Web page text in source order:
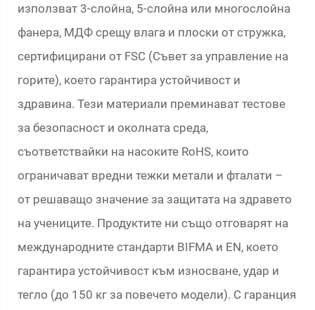
използват 3-слойна, 5-слойна или многослойна
фанера, МДФ срещу влага и плоски от стружка,
сертифицирани от FSC (Съвет за управление на
горите), което гарантира устойчивост и
здравина. Тези материали преминават тестове
за безопасност и околната среда,
съответствайки на насоките RoHS, които
ограничават вредни тежки метали и фталати –
от решаващо значение за защитата на здравето
на учениците. Продуктите ни също отговарят на
международните стандарти BIFMA и EN, което
гарантира устойчивост към износване, удар и
тегло (до 150 кг за повечето модели). С гаранция